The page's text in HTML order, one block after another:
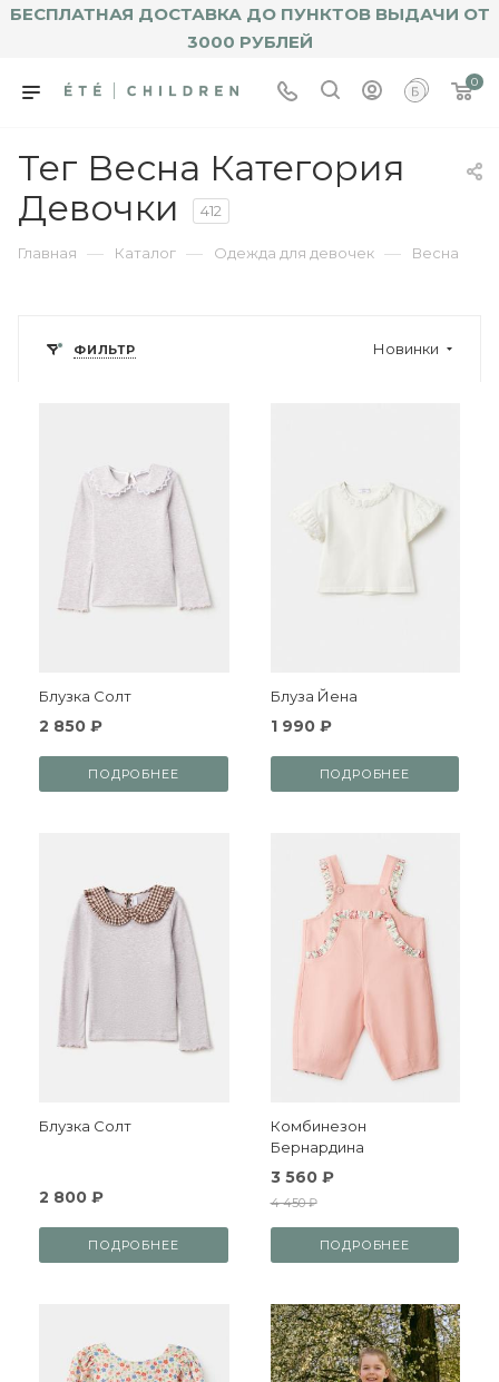
БЕСПЛАТНАЯ ДОСТАВКА ДО ПУНКТОВ ВЫДАЧИ ОТ
3000 РУБЛЕЙ
0
Тег Весна Категория
Девочки
412
Главная — Каталог — Одежда для девочек — Весна
ФИЛЬТР Новинки
Блузка Солт
2 850 ₽
ПОДРОБНЕЕ
Блуза Йена
1 990 ₽
ПОДРОБНЕЕ
Блузка Солт
2 800 ₽
ПОДРОБНЕЕ
Комбинезон
Бернардина
3 560 ₽
4 450 ₽
ПОДРОБНЕЕ